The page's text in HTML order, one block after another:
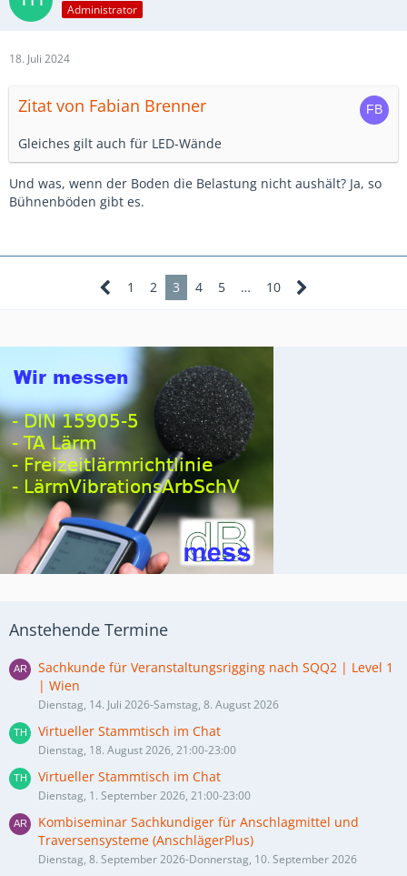
Administrator
18. Juli 2024
Zitat von Fabian Brenner
Gleiches gilt auch für LED-Wände
Und was, wenn der Boden die Belastung nicht aushält? Ja, so
Bühnenböden gibt es.
1 2 3 4 5 … 10
Anstehende Termine
Sachkunde für Veranstaltungsrigging nach SQQ2 | Level 1
| Wien
Dienstag, 14. Juli 2026-Samstag, 8. August 2026
Virtueller Stammtisch im Chat
Dienstag, 18. August 2026, 21:00-23:00
Virtueller Stammtisch im Chat
Dienstag, 1. September 2026, 21:00-23:00
Kombiseminar Sachkundiger für Anschlagmittel und
Traversensysteme (AnschlägerPlus)
Dienstag, 8. September 2026-Donnerstag, 10. September 2026